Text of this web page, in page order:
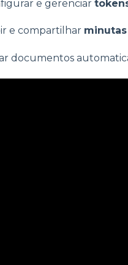
e gerenciar
e compartilhar
documentos